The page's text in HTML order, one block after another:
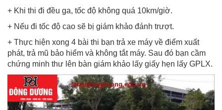
+ Khi thi đi đều ga, tốc độ không quá 10km/giờ.
+ Nếu đi tốc độ cao sẽ bị giám khảo đánh trượt.
+ Thực hiện xong 4 bài thi bạn trả xe máy về điểm xuất
phát, trả mũ bảo hiểm và không tắt máy. Sau đó bạn cầm
chứng minh thư lên bàn giám khảo lấy giấy hẹn lấy GPLX.